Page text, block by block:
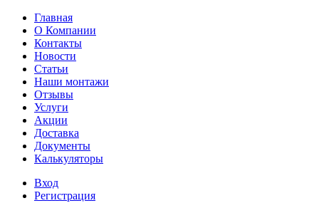
Главная
О Компании
Контакты
Новости
Статьи
Наши монтажи
Отзывы
Услуги
Акции
Доставка
Документы
Калькуляторы
Вход
Регистрация